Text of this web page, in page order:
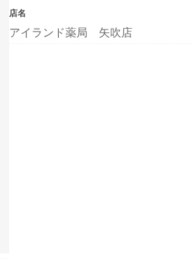
店名
アイランド薬局 矢吹店